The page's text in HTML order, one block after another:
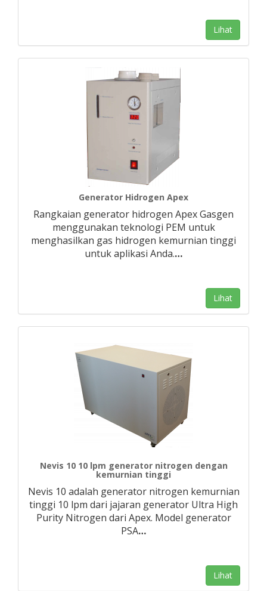
Lihat
Generator Hidrogen Apex
Rangkaian generator hidrogen Apex Gasgen
menggunakan teknologi PEM untuk
menghasilkan gas hidrogen kemurnian tinggi
untuk aplikasi Anda.…
Lihat
Nevis 10 10 lpm generator nitrogen dengan
kemurnian tinggi
Nevis 10 adalah generator nitrogen kemurnian
tinggi 10 lpm dari jajaran generator Ultra High
Purity Nitrogen dari Apex. Model generator
PSA…
Lihat